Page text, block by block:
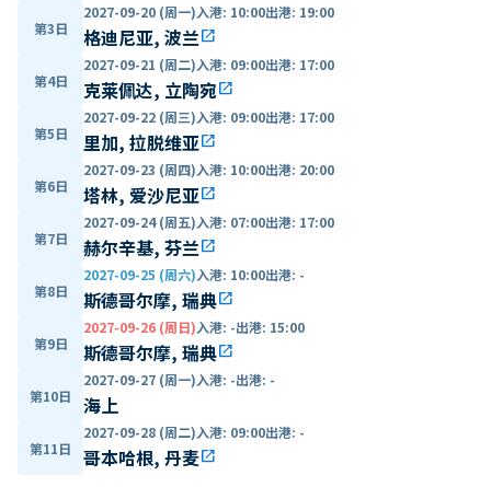
第3日
2027-09-20 (周一)入港: 10:00出港: 19:00
格迪尼亚, 波兰open_in_new
第4日
2027-09-21 (周二)入港: 09:00出港: 17:00
克莱佩达, 立陶宛open_in_new
第5日
2027-09-22 (周三)入港: 09:00出港: 17:00
里加, 拉脱维亚open_in_new
第6日
2027-09-23 (周四)入港: 10:00出港: 20:00
塔林, 爱沙尼亚open_in_new
第7日
2027-09-24 (周五)入港: 07:00出港: 17:00
赫尔辛基, 芬兰open_in_new
第8日
2027-09-25 (周六)入港: 10:00出港: -
斯德哥尔摩, 瑞典open_in_new
第9日
2027-09-26 (周日)入港: -出港: 15:00
斯德哥尔摩, 瑞典open_in_new
第10日
2027-09-27 (周一)入港: -出港: -
海上
第11日
2027-09-28 (周二)入港: 09:00出港: -
哥本哈根, 丹麦open_in_new